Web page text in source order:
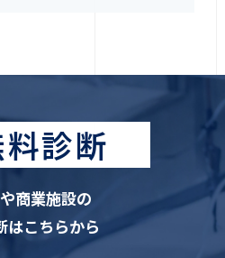
診断
商業施設の
はこちらから